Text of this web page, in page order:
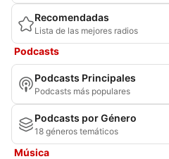
Recomendadas
Lista de las mejores radios
Podcasts
Podcasts Principales
Podcasts más populares
Podcasts por Género
18 géneros temáticos
Música